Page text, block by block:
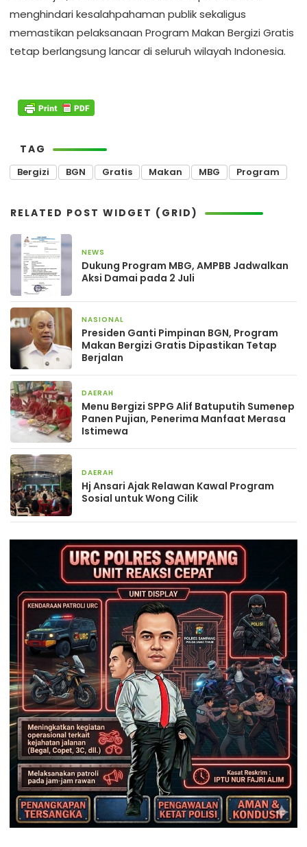
menghindari kesalahpahaman publik sekaligus
memastikan pelaksanaan Program Makan Bergizi Gratis
tetap berlangsung lancar di seluruh wilayah Indonesia.
TAG
Bergizi BGN Gratis Makan MBG Program
RELATED POST WIDGET (GRID)
NEWS
Dukung Program MBG, AMPBB Jadwalkan
Aksi Damai pada 2 Juli
NASIONAL
Presiden Ganti Pimpinan BGN, Program
Makan Bergizi Gratis Dipastikan Tetap
Berjalan
DAERAH
Menu Bergizi SPPG Alif Batuputih Sumenep
Panen Pujian, Penerima Manfaat Merasa
Istimewa
DAERAH
Hj Ansari Ajak Relawan Kawal Program
Sosial untuk Wong Cilik